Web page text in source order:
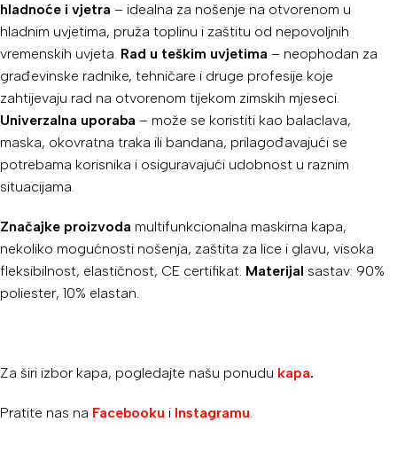
hladnoće i vjetra – idealna za nošenje na otvorenom u
hladnim uvjetima, pruža toplinu i zaštitu od nepovoljnih
vremenskih uvjeta. Rad u teškim uvjetima – neophodan za
građevinske radnike, tehničare i druge profesije koje
zahtijevaju rad na otvorenom tijekom zimskih mjeseci.
Univerzalna uporaba – može se koristiti kao balaclava,
maska, okovratna traka ili bandana, prilagođavajući se
potrebama korisnika i osiguravajući udobnost u raznim
situacijama.
Značajke proizvoda multifunkcionalna maskirna kapa,
nekoliko mogućnosti nošenja, zaštita za lice i glavu, visoka
fleksibilnost, elastičnost, CE certifikat. Materijal sastav: 90%
poliester, 10% elastan.
Za širi izbor kapa, pogledajte našu ponudu kapa.
Pratite nas na Facebooku i Instagramu.